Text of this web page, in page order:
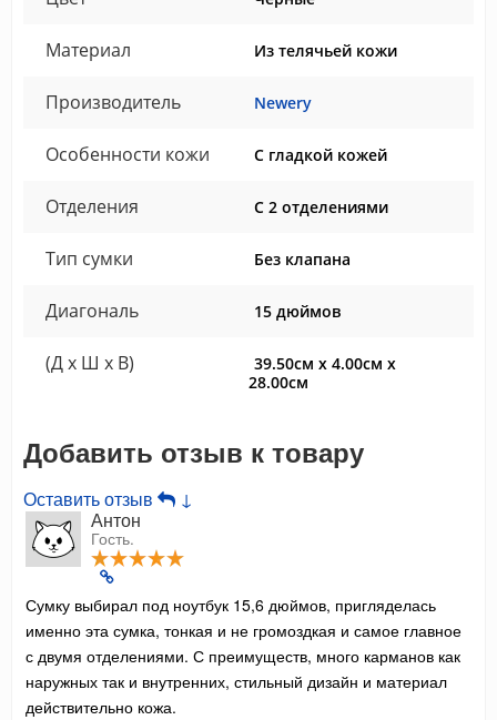
Материал Из телячьей кожи
Производитель Newery
Особенности кожи С гладкой кожей
Отделения С 2 отделениями
Тип сумки Без клапана
Диагональ 15 дюймов
(Д x Ш x В)
39.50см x 4.00см x
28.00см
Добавить отзыв к товару
Оставить отзыв
↓
Антон
Гость.
Сумку выбирал под ноутбук 15,6 дюймов, пригляделась
именно эта сумка, тонкая и не громоздкая и самое главное
с двумя отделениями. С преимуществ, много карманов как
наружных так и внутренних, стильный дизайн и материал
действительно кожа.